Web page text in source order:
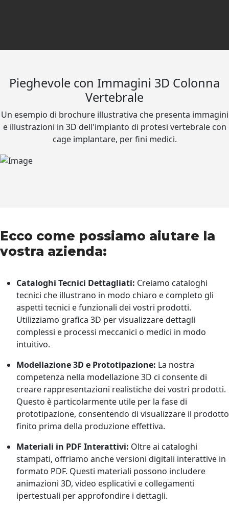
Pieghevole con Immagini 3D Colonna
Vertebrale
Un esempio di brochure illustrativa che presenta immagini
e illustrazioni in 3D dell'impianto di protesi vertebrale con
cage implantare, per fini medici.
Ecco come possiamo aiutare la
vostra azienda:
Cataloghi Tecnici Dettagliati: Creiamo cataloghi
tecnici che illustrano in modo chiaro e completo gli
aspetti tecnici e funzionali dei vostri prodotti.
Utilizziamo grafica 3D per visualizzare dettagli
complessi e processi meccanici o medici in modo
intuitivo.
Modellazione 3D e Prototipazione: La nostra
competenza nella modellazione 3D ci consente di
creare rappresentazioni realistiche dei vostri prodotti.
Questo è particolarmente utile per la fase di
prototipazione, consentendo di visualizzare il prodotto
finito prima della produzione effettiva.
Materiali in PDF Interattivi: Oltre ai cataloghi
stampati, offriamo anche versioni digitali interattive in
formato PDF. Questi materiali possono includere
animazioni 3D, video esplicativi e collegamenti
ipertestuali per approfondire i dettagli.